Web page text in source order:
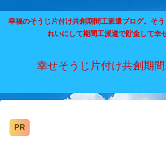
幸福のそうじ片付け共創期間工派遣ブログ。そ
れいにして期間工派遣で貯金して幸
幸せそうじ片付け共創期
PR